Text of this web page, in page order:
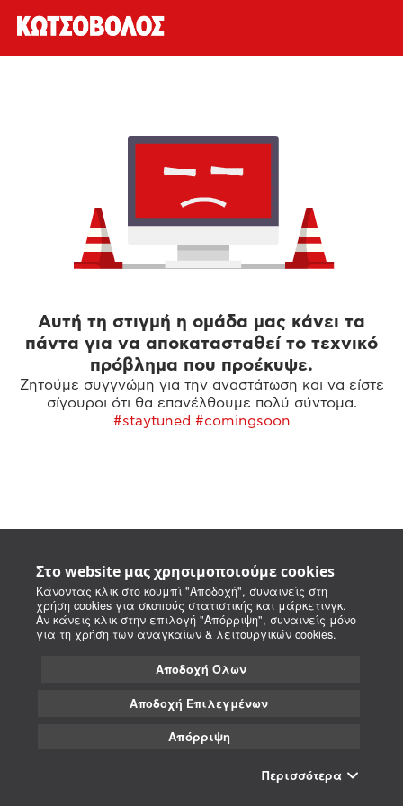
Στο website μας χρησιμοποιούμε cookies
Κάνοντας κλικ στο κουμπί "Αποδοχή", συναινείς στη
χρήση cookies για σκοπούς στατιστικής και μάρκετινγκ.
Αν κάνεις κλικ στην επιλογή "Απόρριψη", συναινείς μόνο
για τη χρήση των αναγκαίων & λειτουργικών cookies.
Αποδοχή Όλων
Αποδοχή Επιλεγμένων
Απόρριψη
Περισσότερα
Αυτή τη στιγμή η ομάδα μας κάνει τα
πάντα για να αποκατασταθεί το τεχνικό
πρόβλημα που προέκυψε.
Ζητούμε συγγνώμη για την αναστάτωση και να είστε
σίγουροι ότι θα επανέλθουμε πολύ σύντομα.
#staytuned #comingsoon